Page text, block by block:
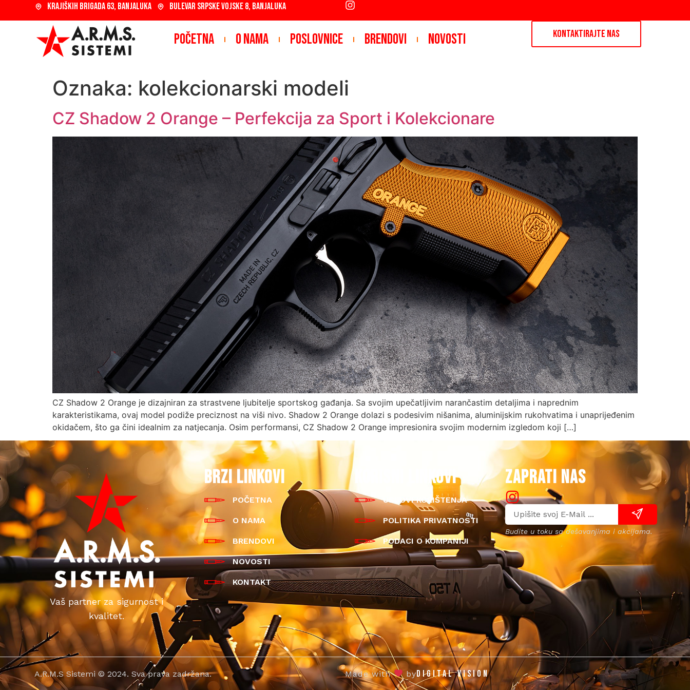
KRAJIŠKIH BRIGADA 63, BANJALUKA BULEVAR SRPSKE VOJSKE 8, BANJALUKA
POČETNA O NAMA POSLOVNICE BRENDOVI NOVOSTI KONTAKTIRAJTE NAS
Oznaka: kolekcionarski modeli
CZ Shadow 2 Orange – Perfekcija za Sport i Kolekcionare
CZ Shadow 2 Orange je dizajniran za strastvene ljubitelje sportskog gađanja. Sa svojim upečatljivim narančastim detaljima i naprednim
karakteristikama, ovaj model podiže preciznost na viši nivo. Shadow 2 Orange dolazi s podesivim nišanima, aluminijskim rukohvatima i unaprijeđenim
okidačem, što ga čini idealnim za natjecanja. Osim performansi, CZ Shadow 2 Orange impresionira svojim modernim izgledom koji […]
Vaš partner za sigurnost i
kvalitet.
BRZI LINKOVI
POČETNA
O NAMA
BRENDOVI
NOVOSTI
KONTAKT
KORISNI LINKOVI
USLOVI KORIŠTENJA
POLITIKA PRIVATNOSTI
PODACI O KOMPANIJI
ZAPRATI NAS
Budite u toku sa dešavanjima i akcijama.
A.R.M.S Sistemi © 2024. Sva prava zadržana. Made with byDIGITAL VISION